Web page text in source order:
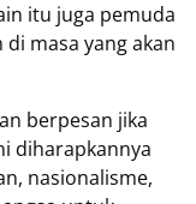
itu juga pemuda
masa yang akan
berpesan jika
diharapkannya
nasionalisme,